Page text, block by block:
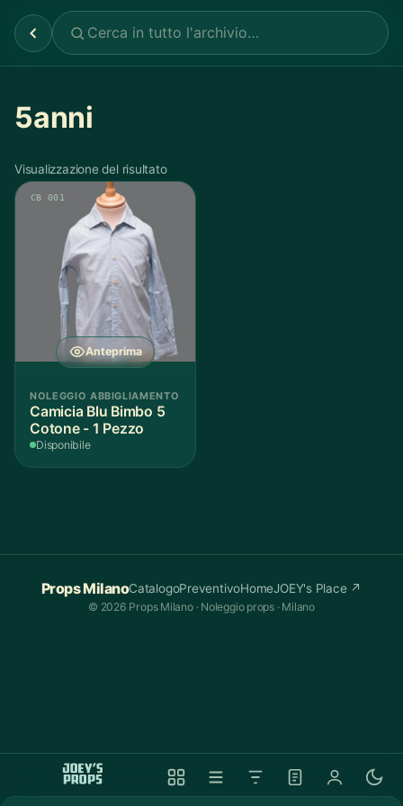
5anni
Visualizzazione del risultato
Anteprima
CB 001
NOLEGGIO ABBIGLIAMENTO
Camicia Blu Bimbo 5
Cotone - 1 Pezzo
Disponibile
Props MilanoCatalogoPreventivoHomeJOEY's Place ↗
© 2026 Props Milano · Noleggio props · Milano